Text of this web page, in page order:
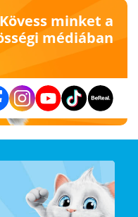
Kövess minket a
médiában